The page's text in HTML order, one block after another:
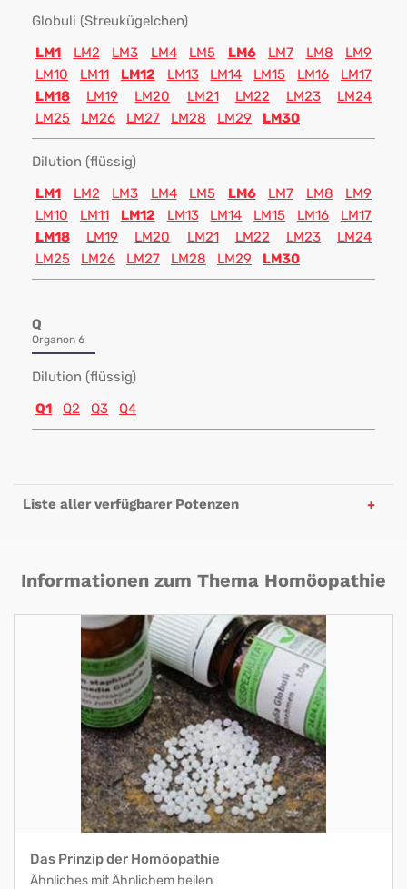
Globuli (Streukügelchen)
LM1
LM2 LM3 LM4 LM5 LM6 LM7 LM8
LM9
LM10
LM11 LM12 LM13 LM14 LM15 LM16
LM17
LM18
LM19 LM20 LM21 LM22 LM23
LM24
LM25
LM26 LM27 LM28 LM29 LM30
Dilution (flüssig)
LM1
LM2 LM3 LM4 LM5 LM6 LM7 LM8
LM9
LM10
LM11 LM12 LM13 LM14 LM15 LM16
LM17
LM18
LM19 LM20 LM21 LM22 LM23
LM24
LM25
LM26 LM27 LM28 LM29 LM30
Q
Organon 6
Dilution (flüssig)
Q1
Q2 Q3 Q4
Liste aller verfügbarer Potenzen
Informationen zum Thema Homöopathie
Das Prinzip der Homöopathie
Ähnliches mit Ähnlichem heilen